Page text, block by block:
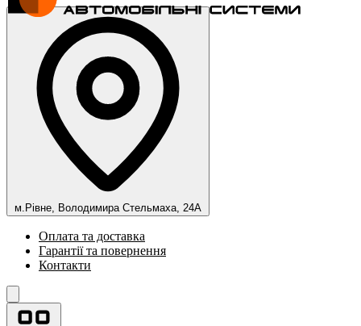
м.Рівне, Володимира Стельмаха, 24А
Оплата та доставка
Гарантії та повернення
Контакти